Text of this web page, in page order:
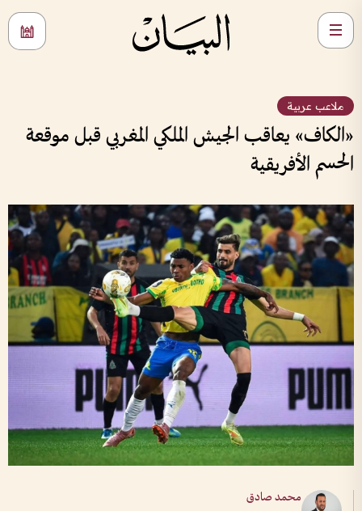
ملاعب عربية
«الكاف» يعاقب الجيش الملكي المغربي قبل موقعة
الحسم الأفريقية
محمد صادق